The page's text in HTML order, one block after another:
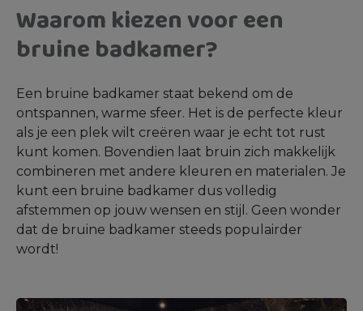
Waarom kiezen voor een
bruine badkamer?
Een bruine badkamer staat bekend om de
ontspannen, warme sfeer. Het is de perfecte kleur
als je een plek wilt creëren waar je echt tot rust
kunt komen. Bovendien laat bruin zich makkelijk
combineren met andere kleuren en materialen. Je
kunt een bruine badkamer dus volledig
afstemmen op jouw wensen en stijl. Geen wonder
dat de bruine badkamer steeds populairder
wordt!